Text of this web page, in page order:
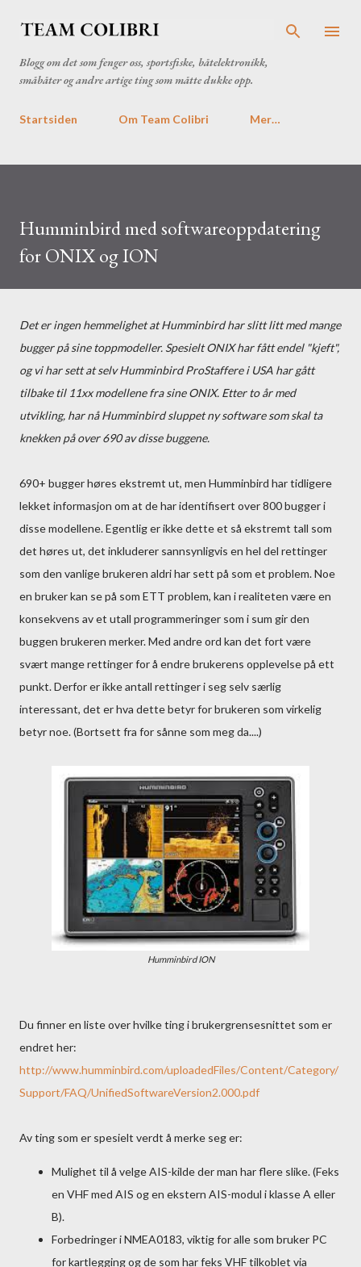
Blogg om det som fenger oss, sportsfiske, båtelektronikk,
småbåter og andre artige ting som måtte dukke opp.
Startsiden Om Team Colibri Mer…
Humminbird med softwareoppdatering
for ONIX og ION
Det er ingen hemmelighet at Humminbird har slitt litt med mange
bugger på sine toppmodeller. Spesielt ONIX har fått endel "kjeft",
og vi har sett at selv Humminbird ProStaffere i USA har gått
tilbake til 11xx modellene fra sine ONIX. Etter to år med
utvikling, har nå Humminbird sluppet ny software som skal ta
knekken på over 690 av disse buggene.
690+ bugger høres ekstremt ut, men Humminbird har tidligere
lekket informasjon om at de har identifisert over 800 bugger i
disse modellene. Egentlig er ikke dette et så ekstremt tall som
det høres ut, det inkluderer sannsynligvis en hel del rettinger
som den vanlige brukeren aldri har sett på som et problem. Noe
en bruker kan se på som ETT problem, kan i realiteten være en
konsekvens av et utall programmeringer som i sum gir den
buggen brukeren merker. Med andre ord kan det fort være
svært mange rettinger for å endre brukerens opplevelse på ett
punkt. Derfor er ikke antall rettinger i seg selv særlig
interessant, det er hva dette betyr for brukeren som virkelig
betyr noe. (Bortsett fra for sånne som meg da....)
Humminbird ION
Du finner en liste over hvilke ting i brukergrensesnittet som er
endret her:
http://www.humminbird.com/uploadedFiles/Content/Category/
Support/FAQ/UnifiedSoftwareVersion2.000.pdf
Av ting som er spesielt verdt å merke seg er:
Mulighet til å velge AIS-kilde der man har flere slike. (Feks
en VHF med AIS og en ekstern AIS-modul i klasse A eller
B).
Forbedringer i NMEA0183, viktig for alle som bruker PC
for kartlegging og de som har feks VHF tilkoblet via